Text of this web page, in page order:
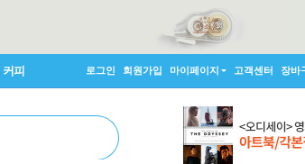
커피 로그인 회원가입 마이페이지 고객센터 장바